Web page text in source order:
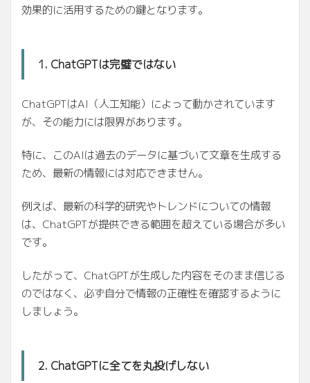
効果的に活用するための鍵となります。
1. ChatGPTは完璧ではない
ChatGPTはAI（人工知能）によって動かされています
が、その能力には限界があります。
特に、このAIは過去のデータに基づいて文章を生成する
ため、最新の情報には対応できません。
例えば、最新の科学的研究やトレンドについての情報
は、ChatGPTが提供できる範囲を超えている場合が多い
です。
したがって、ChatGPTが生成した内容をそのまま信じる
のではなく、必ず自分で情報の正確性を確認するように
しましょう。
2. ChatGPTに全てを丸投げしない